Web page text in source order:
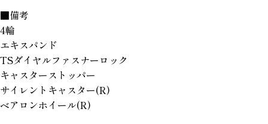
■備考
4輪
エキスパンド
TSダイヤルファスナーロック
キャスターストッパー
サイレントキャスター(R)
ベアロンホイール(R)